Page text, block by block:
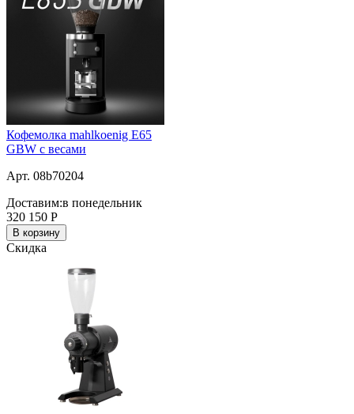
Кофемолка mahlkoenig E65
GBW с весами
Арт. 08b70204
Доставим:в понедельник
320 150 Р
В корзину
Скидка